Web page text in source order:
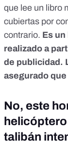
que lee un libro
cubiertas por
contrario. Es
realizado a
de publicidad.
asegurado
No, este
talibán